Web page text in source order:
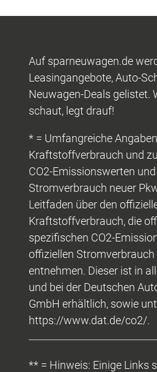
Auf sparneuwagen.de
Leasingangebote, Auto-
Neuwagen-Deals gelistet.
schaut, legt drauf!
* = Umfangreiche
Kraftstoffverbrauch und
CO2-Emissionswerten
Stromverbrauch neuer
Leitfaden über den
Kraftstoffverbrauch, die
spezifischen CO2-
offiziellen Stromverbrauch
entnehmen. Dieser ist in
und bei der Deutschen
GmbH erhältlich, sowie
https://www.dat.de/co2/.
** = Hinweis: Einige Links